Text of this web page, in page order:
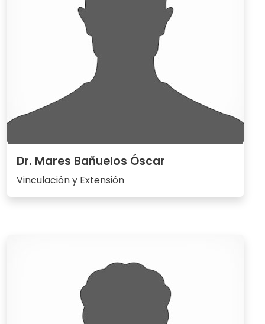
Dr. Mares Bañuelos Óscar
Vinculación y Extensión